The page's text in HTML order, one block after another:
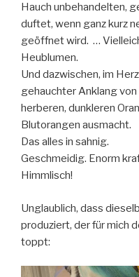
Hauch unbehandelten,
duftet, wenn ganz kurz
geöffnet wird. …
Heublumen.
Und dazwischen, im
gehauchter Anklang
herberen, dunkleren
Blutorangen ausmacht.
Das alles in sahnig.
Geschmeidig. Enorm
Himmlisch!
Unglaublich, dass
produziert, der für mich
toppt: